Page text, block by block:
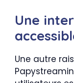
Une
Une autre